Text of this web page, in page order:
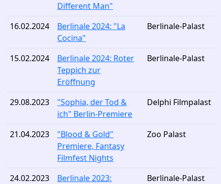
Different Man"
16.02.2024
Berlinale 2024: "La
Cocina"
Berlinale-Palast
15.02.2024
Berlinale 2024: Roter
Teppich zur
Eröffnung
Berlinale-Palast
29.08.2023
"Sophia, der Tod &
ich" Berlin-Premiere
Delphi Filmpalast
21.04.2023
"Blood & Gold"
Premiere, Fantasy
Filmfest Nights
Zoo Palast
24.02.2023
Berlinale 2023:
Berlinale-Palast